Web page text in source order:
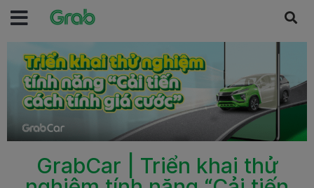
GrabCar | Triển khai thử